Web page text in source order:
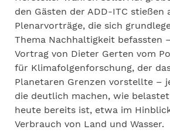
den Gästen der ADD-ITC stießen
Plenarvorträge, die sich
Thema Nachhaltigkeit befassten
Vortrag von Dieter Gerten vom
für Klimafolgenforschung, der
Planetaren Grenzen vorstellte –
die deutlich machen, wie
heute bereits ist, etwa im
Verbrauch von Land und Wasser.